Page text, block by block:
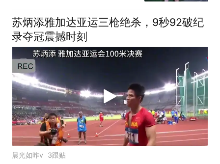
苏炳添雅加达亚运三枪绝杀，9秒92破纪
录夺冠震撼时刻
晨光如昨v 3跟贴